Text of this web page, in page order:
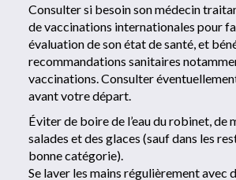
Consulter si besoin son médecin
de vaccinations internationales pour
évaluation de son état de santé, et
recommandations sanitaires
vaccinations. Consulter
avant votre départ.
Éviter de boire de l’eau du robinet, de
salades et des glaces (sauf dans les
bonne catégorie).
Se laver les mains régulièrement avec